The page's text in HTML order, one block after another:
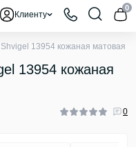
Клиенту
0
13954 кожаная матовая
13954 кожаная
0